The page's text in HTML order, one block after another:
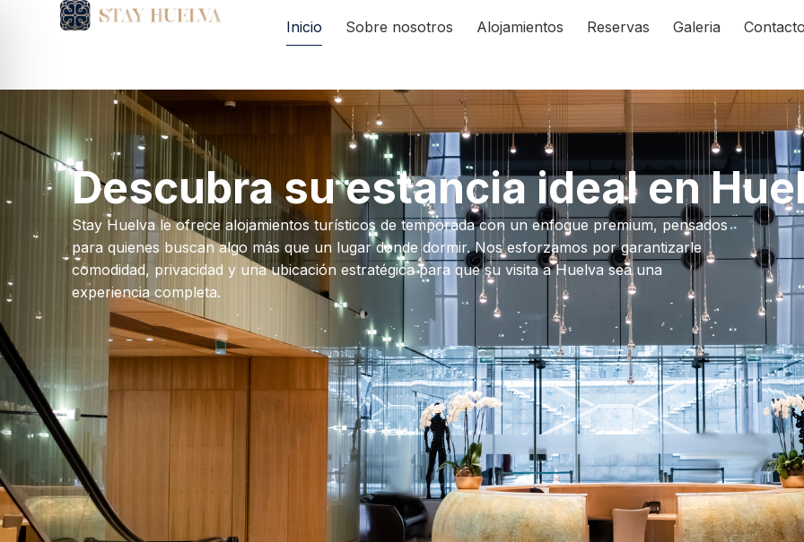
Inicio Sobre nosotros Alojamientos Reservas Galeria
Descubra su estancia ideal en
Stay Huelva le ofrece alojamientos turísticos de temporada con un enfoque premium, pensados
para quienes buscan algo más que un lugar donde dormir. Nos esforzamos por garantizarle
comodidad, privacidad y una ubicación estratégica para que su visita a Huelva sea una
experiencia completa.